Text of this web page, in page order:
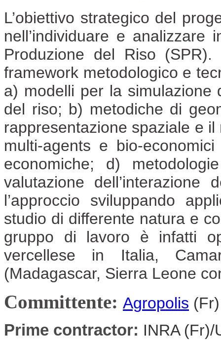
L’obiettivo strategico del
nell’individuare e
Produzione del Riso
framework metodologico e
a) modelli per la simulazione
del riso; b) metodiche di
rappresentazione spaziale e
multi-agents e bio-
economiche; d)
valutazione dell’interazione
l’approccio sviluppando
studio di differente natura e
gruppo di lavoro è infatti
vercellese in Italia,
(Madagascar, Sierra Leone
Committente: Agropolis
Prime contractor: INRA (Fr)/